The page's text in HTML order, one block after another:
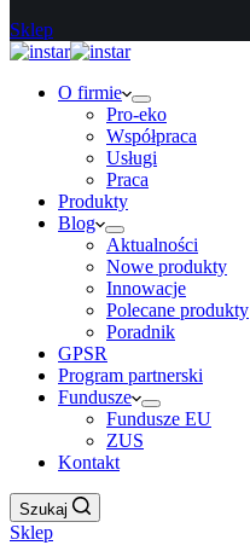
Sklep
O firmie
Pro-eko
Współpraca
Usługi
Praca
Produkty
Blog
Aktualności
Nowe produkty
Innowacje
Polecane produkty
Poradnik
GPSR
Program partnerski
Fundusze
Fundusze EU
ZUS
Kontakt
Szukaj
Sklep